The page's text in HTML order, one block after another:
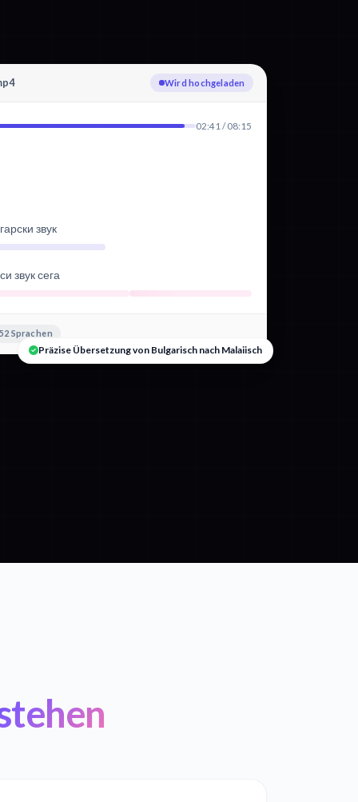
Bulgarisch wird transkribiert
02:41 / 08:15
звук
звук сега
Sprachen
Präzise Übersetzung von Bulgarisch nach Malaiisch